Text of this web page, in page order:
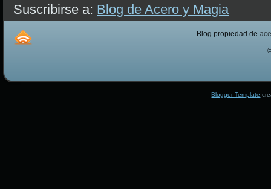
Suscribirse a: Blog de Acero y Magia
Blog propiedad de
Blogger Template